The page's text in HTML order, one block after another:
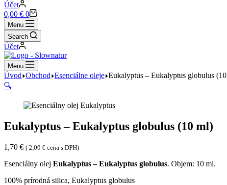
Účet
Nákupný
košík
0,00 € 0
Menu
Search
Účet
Menu
Úvod Obchod Esenciálne oleje Eukalyptus – Eukalyptus globulus
🔍
Eukalyptus – Eukalyptus globulus (10 ml)
1,70 € ( 2,09 € cena s DPH)
Esenciálny olej Eukalyptus – Eukalyptus globulus. Objem: 10 ml.
100% prírodná silica, Eukalyptus globulus